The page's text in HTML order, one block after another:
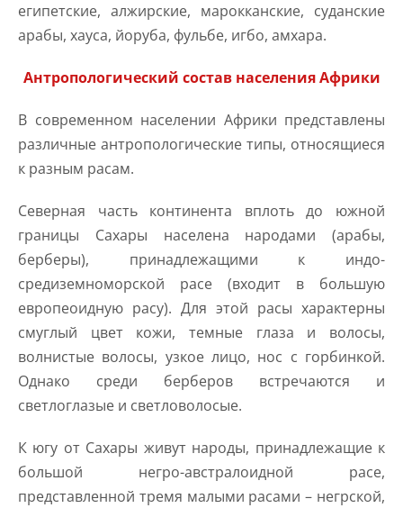
египетские, алжирские, марокканские, суданские
арабы, хауса, йоруба, фульбе, игбо, амхара.
Антропологический состав населения Африки
В современном населении Африки представлены
различные антропологические типы, относящиеся
к разным расам.
Северная часть континента вплоть до южной
границы Сахары населена народами (арабы,
берберы), принадлежащими к индо-
средиземноморской расе (входит в большую
европеоидную расу). Для этой расы характерны
смуглый цвет кожи, темные глаза и волосы,
волнистые волосы, узкое лицо, нос с горбинкой.
Однако среди берберов встречаются и
светлоглазые и светловолосые.
К югу от Сахары живут народы, принадлежащие к
большой негро-австралоидной расе,
представленной тремя малыми расами – негрской,